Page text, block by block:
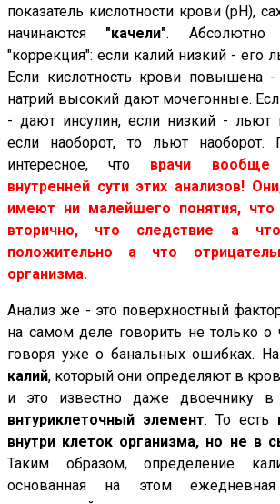
показатель кислотности крови (pH),
начинаются "качели". Абсолютно
"коррекция": если калий низкий - его
Если кислотность крови повышена
натрий высокий дают мочегонные.
- дают инсулин, если низкий - льют
если наоборот, то льют
интересное, что врачи
внутренней сути этих анализов!
имеют ни малейшего понятия, что
вторично, что следствие а
положительно а что
организма.
Анализ же - это поверхностный
на самом деле говорить не только
говоря уже о банальных ошибках.
калий, который они определяют в
и это известно даже двоечнику
внтуриклеточный элемент. То есть
внутри клеток организма, но не в
Таким образом, определение
основанная на этом